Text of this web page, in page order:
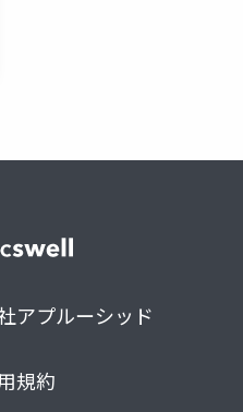
アプルーシッド
規約